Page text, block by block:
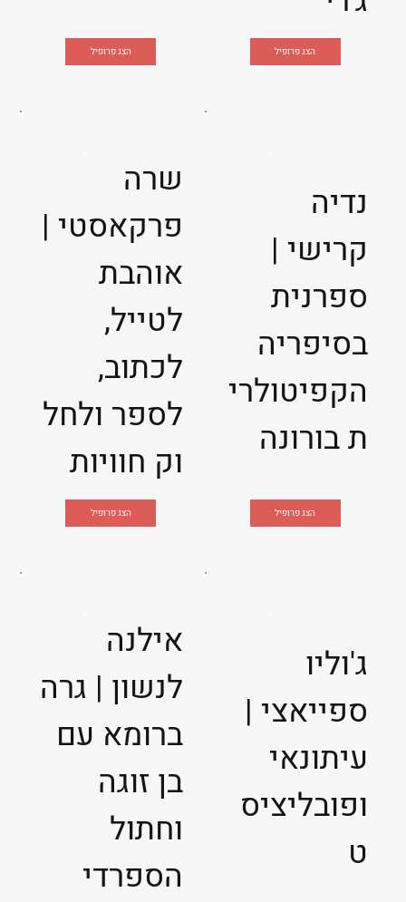
הצג פרופיל הצג פרופיל
שרה
פרקאסטי |
אוהבת
לטייל,
לכתוב,
לספר ולחל
וק חוויות
הצג פרופיל
נדיה
קרישי |
ספרנית
בסיפריה
הקפיטולרי
ת בורונה
הצג פרופיל
אילנה
לנשון | גרה
ברומא עם
בן זוגה
וחתול
הספרדי
ג'וליו
ספייאצי |
עיתונאי
ופובליציס
ט